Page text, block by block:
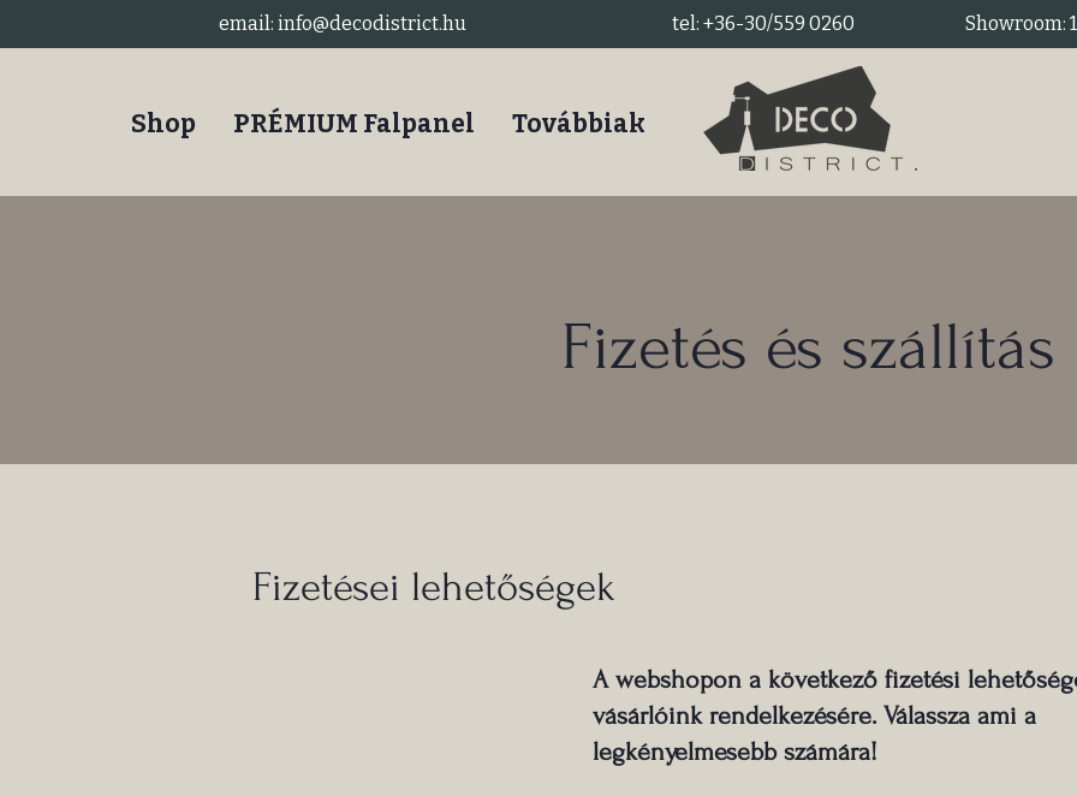
email: info@decodistrict.hu tel: +36-30/559 0260 Showroom:
Shop PRÉMIUM Falpanel Továbbiak
Fizetés és szállítás
Fizetései lehetőségek
A webshopon a következő fizetési
vásárlóink rendelkezésére. Válassza ami a
legkényelmesebb számára!